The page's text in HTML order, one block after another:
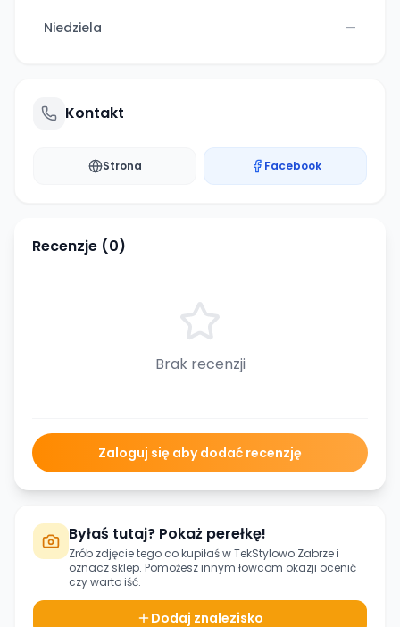
Niedziela —
Kontakt
Strona Facebook
Recenzje (0)
Brak recenzji
Zaloguj się aby dodać recenzję
Byłaś tutaj? Pokaż perełkę!
Zrób zdjęcie tego co kupiłaś wTekStylowo Zabrzei
oznacz sklep. Pomożesz innym łowcom okazji ocenić
czy warto iść.
Dodaj znalezisko